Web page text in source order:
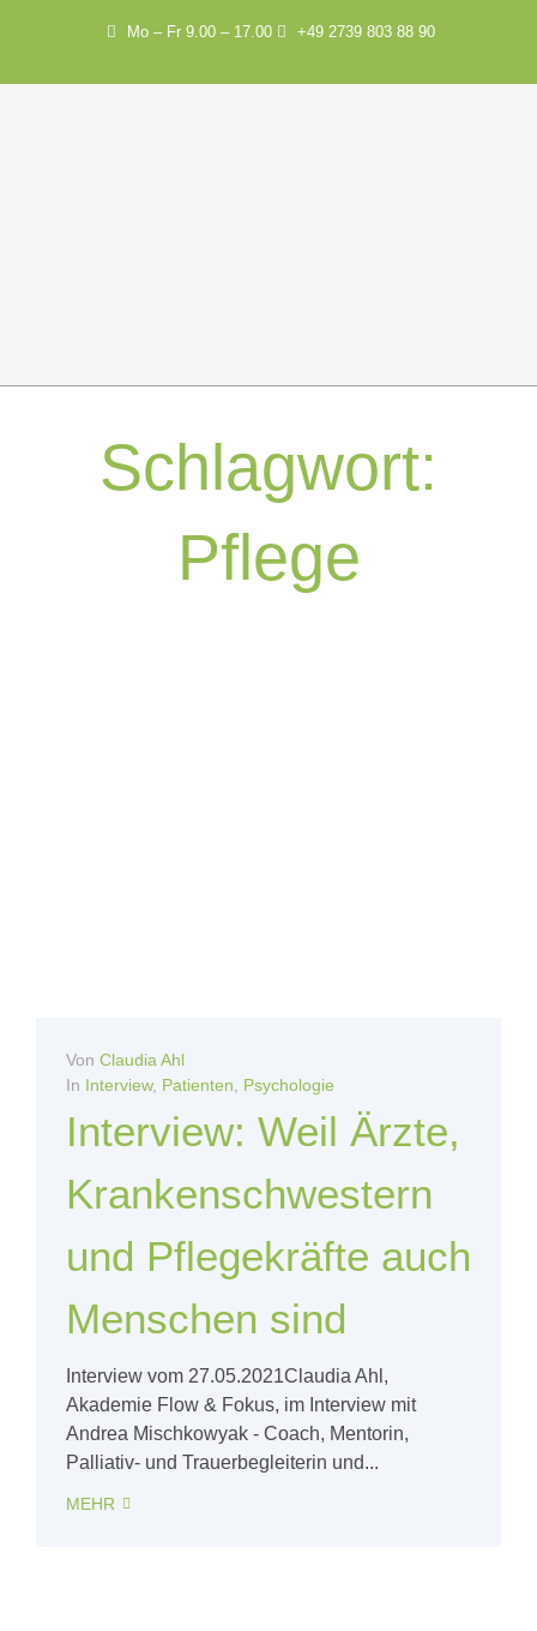
Mo – Fr 9.00 – 17.00 +49 2739 803 88 90
Schlagwort:
Pflege
Von Claudia Ahl
In Interview, Patienten Psychologie
Interview: Weil Ärzte,
Krankenschwestern
und Pflegekräfte auch
Menschen sind
Interview vom 27.05.2021Claudia Ahl,
Akademie Flow & Fokus, im Interview mit
Andrea Mischkowyak - Coach, Mentorin,
Palliativ- und Trauerbegleiterin und...
MEHR